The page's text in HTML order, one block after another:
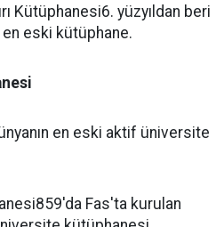
en eski aktif üniversite